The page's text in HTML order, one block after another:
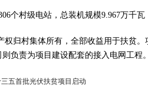
村级电站，总装机规模9.967万千瓦
归村集体所有，全部收益用于扶贫
负责为项目建设配套的接入电网工程。